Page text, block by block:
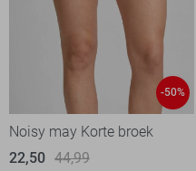
-50%
Noisy may Korte broek
22,50 44,99